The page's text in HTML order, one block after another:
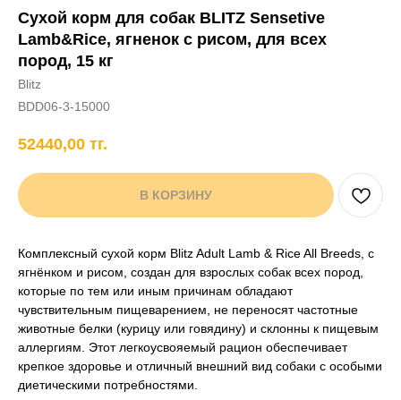
+7 706 407 30 81
Написать в WhatsApp
Сухой корм для собак BLITZ Sensetive
Lamb&Rice, ягненок с рисом, для всех
пород, 15 кг
Blitz
BDD06-3-15000
52440,00 тг.
В КОРЗИНУ
Комплексный сухой корм Blitz Adult Lamb & Rice All Breeds, с
ягнёнком и рисом, создан для взрослых собак всех пород,
которые по тем или иным причинам обладают
чувствительным пищеварением, не переносят частотные
животные белки (курицу или говядину) и склонны к пищевым
аллергиям. Этот легкоусвояемый рацион обеспечивает
крепкое здоровье и отличный внешний вид собаки с особыми
диетическими потребностями.